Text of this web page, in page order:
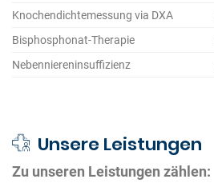
Knochendichtemessung via DXA
Bisphosphonat-Therapie
Nebenniereninsuffizienz
Unsere Leistungen
Zu unseren Leistungen zählen: